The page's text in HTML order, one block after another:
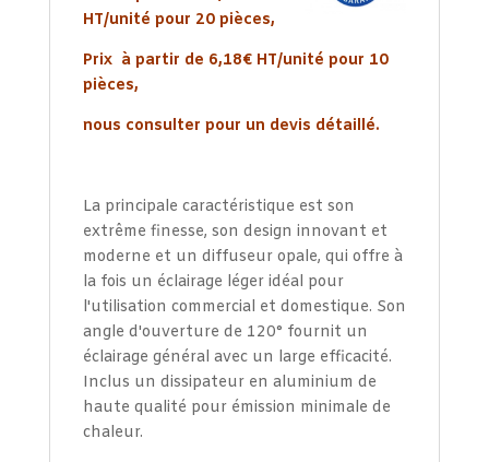
HT/unité pour 20 pièces,
Prix à partir de 6,18€ HT/unité pour 10
pièces,
nous consulter pour un devis détaillé.
La principale caractéristique est son
extrême finesse, son design innovant et
moderne et un diffuseur opale, qui offre à
la fois un éclairage léger idéal pour
l'utilisation commercial et domestique. Son
angle d'ouverture de 120° fournit un
éclairage général avec un large efficacité.
Inclus un dissipateur en aluminium de
haute qualité pour émission minimale de
chaleur.